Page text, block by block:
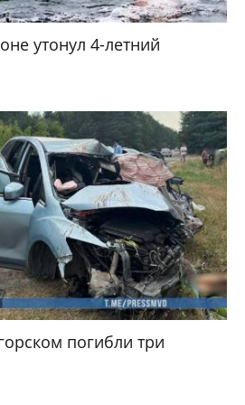
утонул 4-летний
погибли три